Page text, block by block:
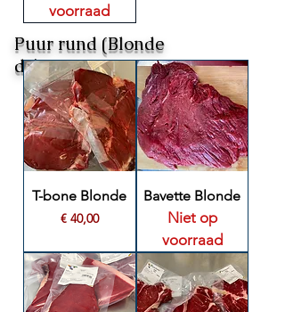
voorraad
Puur rund (Blonde
d'Aquitaine)
T-bone Blonde
Prijs
€ 40,00
Bavette Blonde
Niet op
voorraad